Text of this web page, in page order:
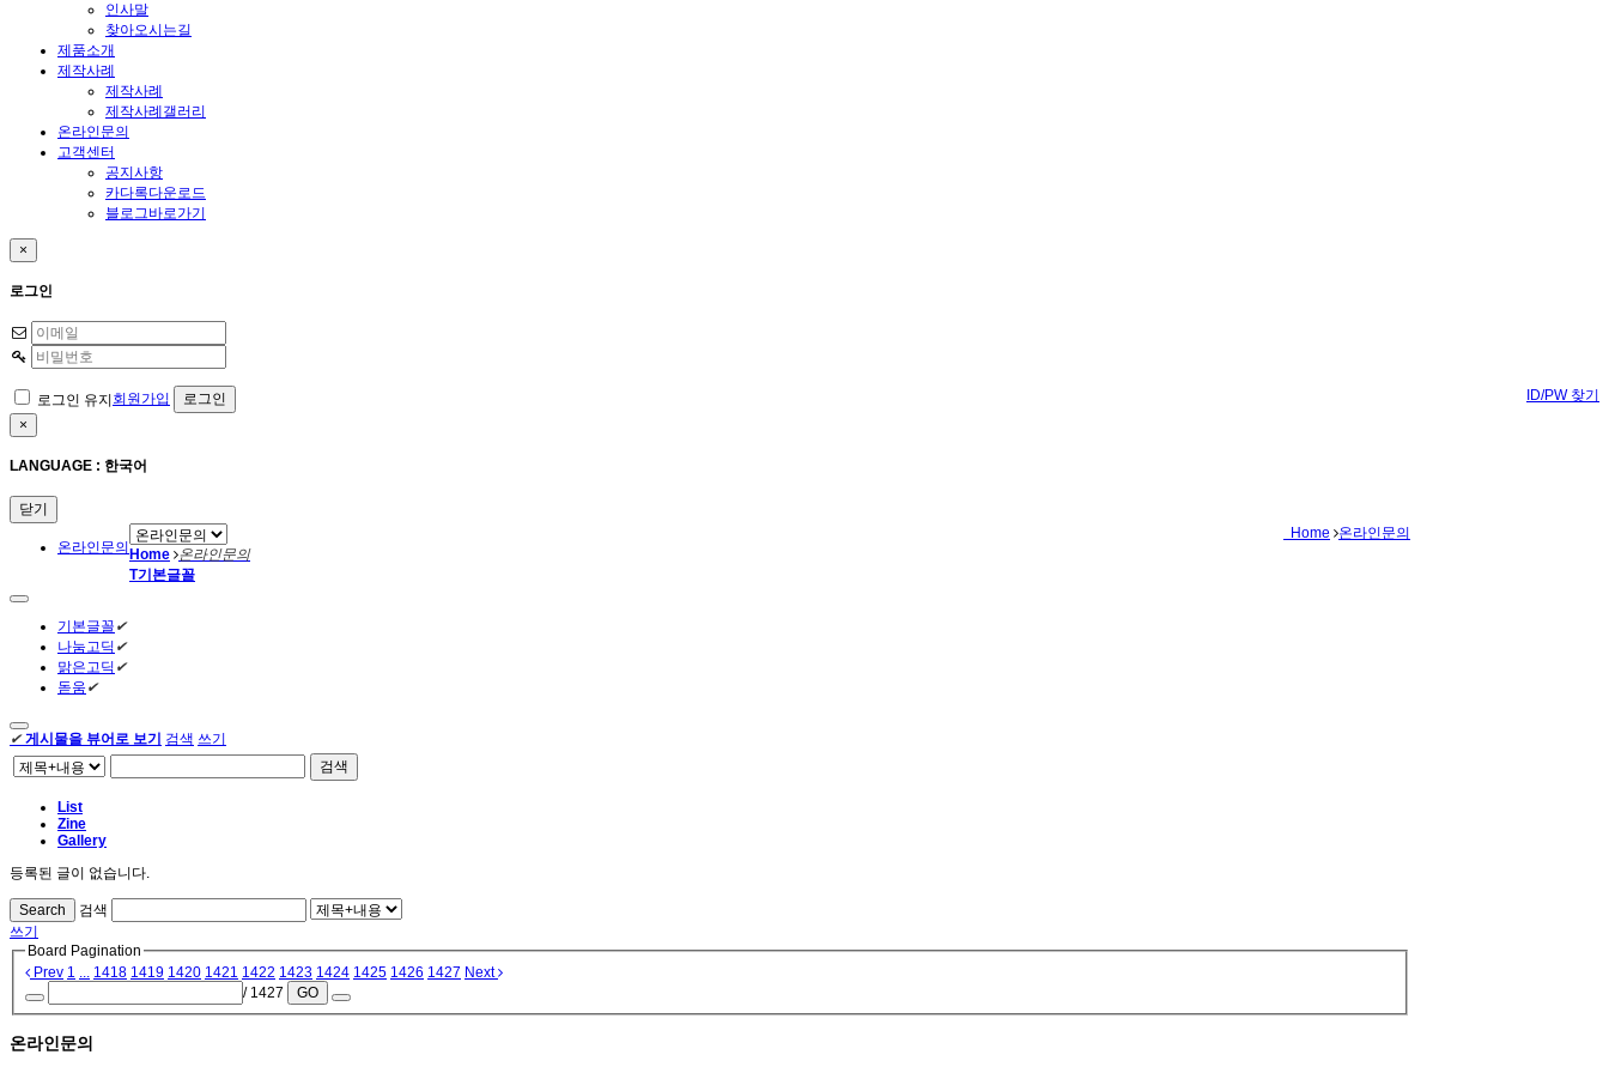
인사말
찾아오시는길
제품소개
제작사례
제작사례
제작사례갤러리
온라인문의
고객센터
공지사항
카다록다운로드
블로그바로가기
×
로그인
로그인 유지 ID/PW 찾기
회원가입
×
LANGUAGE : 한국어
닫기
온라인문의
Home
온라인문의
Home 온라인문의
T기본글꼴
기본글꼴 ✔
나눔고딕 ✔
맑은고딕 ✔
돋움 ✔
✔ 게시물을 뷰어로 보기 검색 쓰기
검색
List
Zine
Gallery
등록된 글이 없습니다.
Search
검색
쓰기
Board Pagination
Prev 1 1418 1419 1420 1421 1422 1423 1424 1425 1426 1427 Next
/ 1427
GO
온라인문의